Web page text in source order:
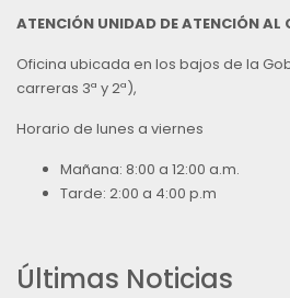
ATENCIÓN UNIDAD DE ATENCIÓN AL
Oficina ubicada en los bajos de la
carreras 3ª y 2ª),
Horario de lunes a viernes
Mañana: 8:00 a 12:00 a.m.
Tarde: 2:00 a 4:00 p.m
Últimas Noticias